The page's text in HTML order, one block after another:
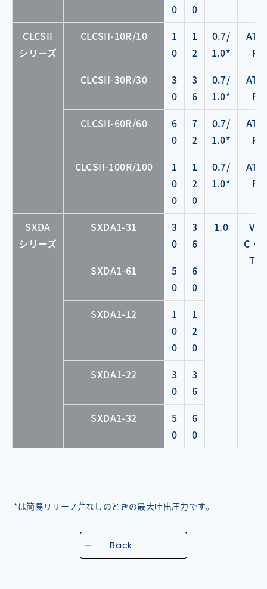
0
0
CLCSII
シリーズ
CLCSII-10R/10
1
0
1
2
0.7/
1.0*
ATC
F
CLCSII-30R/30
3
0
3
6
0.7/
1.0*
ATC
F
CLCSII-60R/60
6
0
7
2
0.7/
1.0*
ATC
F
CLCSII-100R/100
1
0
0
1
2
0
0.7/
1.0*
ATC
F
SXDA
シリーズ
SXDA1-31
3
0
3
6
1.0
VE
C・V
TC
SXDA1-61
5
0
6
0
SXDA1-12
1
0
0
1
2
0
SXDA1-22
3
0
3
6
SXDA1-32
5
0
6
0
*は簡易リリーフ弁なしのときの最大吐出圧力です。
Back